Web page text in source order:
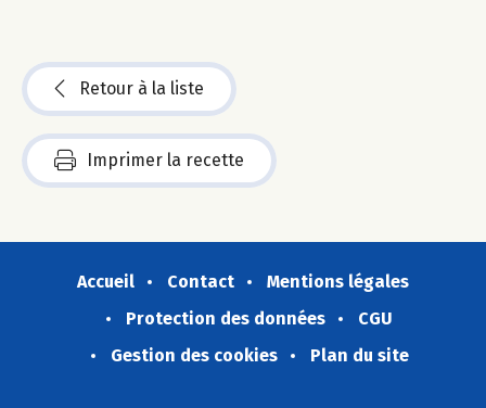
Retour à la liste
Imprimer la recette
Accueil Contact
Mentions légales
Protection des données
CGU
Gestion des cookies
Plan du site